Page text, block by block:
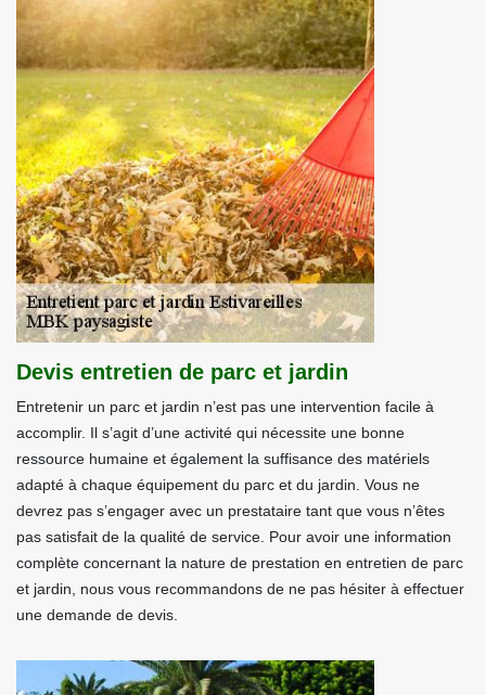
Devis entretien de parc et jardin
Entretenir un parc et jardin n’est pas une intervention facile à
accomplir. Il s’agit d’une activité qui nécessite une bonne
ressource humaine et également la suffisance des matériels
adapté à chaque équipement du parc et du jardin. Vous ne
devrez pas s’engager avec un prestataire tant que vous n’êtes
pas satisfait de la qualité de service. Pour avoir une information
complète concernant la nature de prestation en entretien de parc
et jardin, nous vous recommandons de ne pas hésiter à effectuer
une demande de devis.